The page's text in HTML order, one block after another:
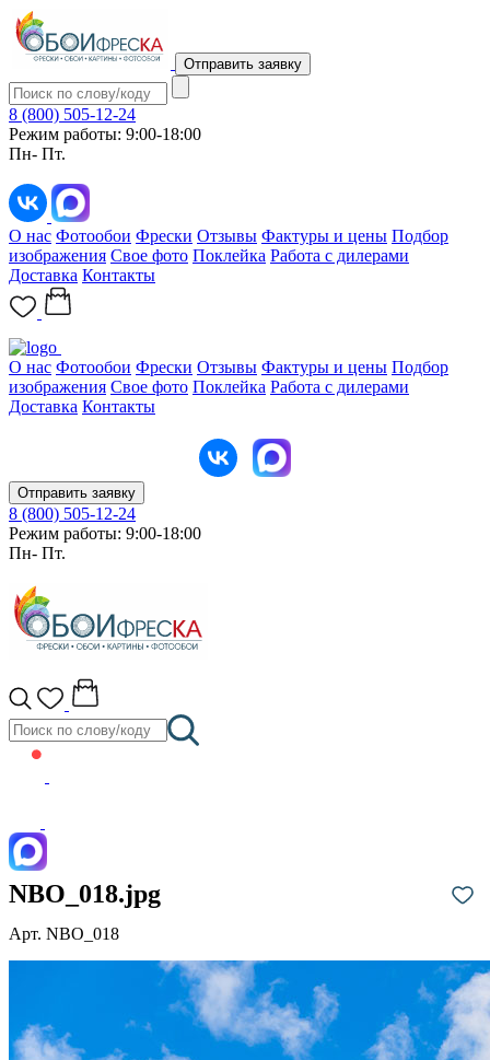
Отправить заявку
8 (800) 505-12-24
Режим работы: 9:00-18:00
Пн- Пт.
О нас Фотообои Фрески Отзывы Фактуры и цены Подбор
изображения Свое фото Поклейка Работа с дилерами
Доставка Контакты
О нас Фотообои Фрески Отзывы Фактуры и цены Подбор
изображения Свое фото Поклейка Работа с дилерами
Доставка Контакты
Отправить заявку
8 (800) 505-12-24
Режим работы: 9:00-18:00
Пн- Пт.
NBO_018.jpg
Арт. NBO_018